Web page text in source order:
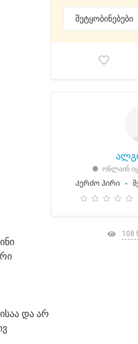
და არ
შეტყობინებები
ონლაინ
Კერძო პირი
108